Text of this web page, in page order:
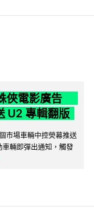
俠電影廣告
U2 專輯翻版
市場車輛中控熒幕推送
車輛即彈出通知，觸發